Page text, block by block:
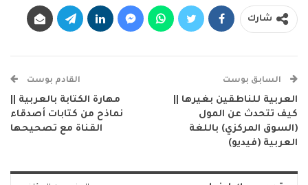
شارك
السابق بوست
العربية للناطقين بغيرها ||
كيف تتحدث عن المول
(السوق المركزي) باللغة
العربية (فيديو)
القادم بوست
مهارة الكتابة بالعربية ||
نماذح من كتابات أصدقاء
القناة مع تصحيحها